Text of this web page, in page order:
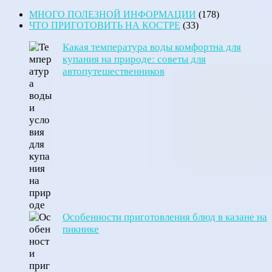
МНОГО ПОЛЕЗНОЙ ИНФОРМАЦИИ (178)
ЧТО ПРИГОТОВИТЬ НА КОСТРЕ (33)
Какая температура воды комфортна для
купания на природе: советы для
автопутешественников
Особенности приготовления блюд в казане на
пикнике